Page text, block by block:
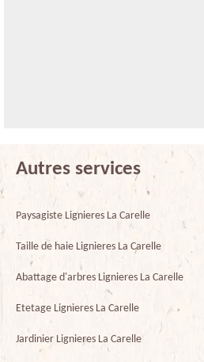
Autres services
Paysagiste Lignieres La Carelle
Taille de haie Lignieres La Carelle
Abattage d'arbres Lignieres La Carelle
Etetage Lignieres La Carelle
Jardinier Lignieres La Carelle